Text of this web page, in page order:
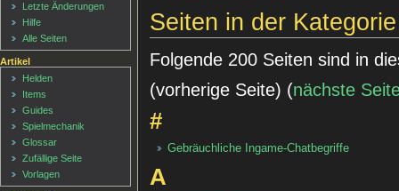
Seiten in der Kategorie
Folgende 200 Seiten sind in
(vorherige Seite) (nächste
#
Gebräuchliche Ingame-Chatbegriffe
A
Letzte Änderungen
Hilfe
Alle Seiten
Artikel
Helden
Items
Guides
Spielmechanik
Glossar
Zufällige Seite
Vorlagen